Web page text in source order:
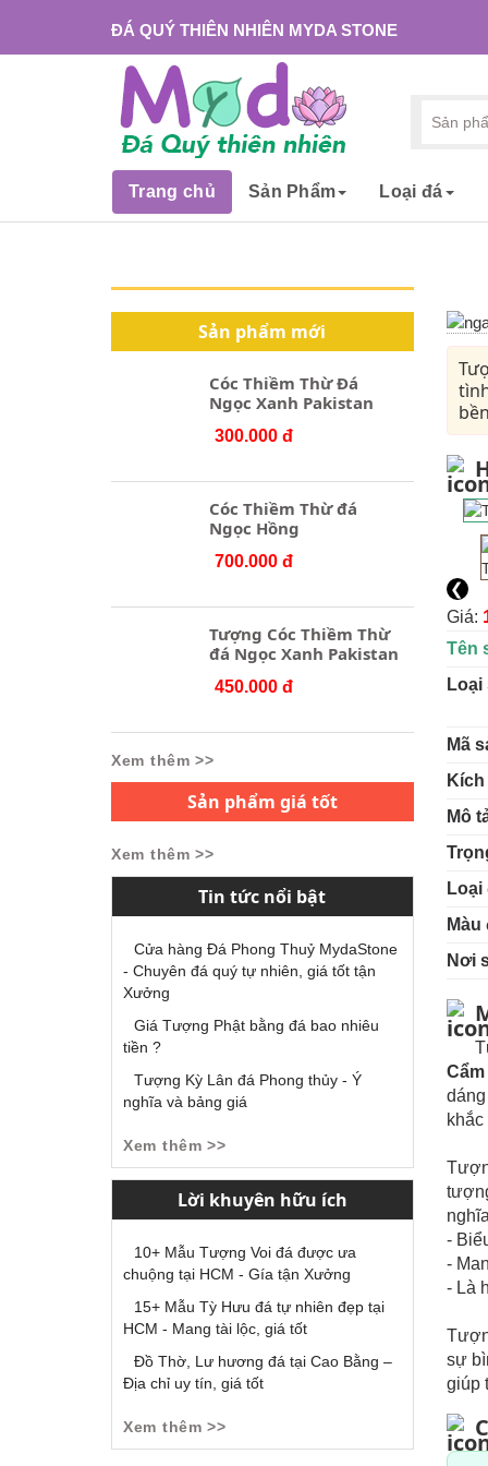
ĐÁ QUÝ THIÊN NHIÊN MYDA STONE
Trang chủ Sản Phẩm Loại đá
Sản phẩm mới
Cóc Thiềm Thừ Đá
Ngọc Xanh Pakistan
300.000 đ
Cóc Thiềm Thừ đá
Ngọc Hồng
700.000 đ
Tượng Cóc Thiềm Thừ
đá Ngọc Xanh Pakistan
450.000 đ
Xem thêm >>
Sản phẩm giá tốt
Xem thêm >>
Tin tức nổi bật
Cửa hàng Đá Phong Thuỷ MydaStone
- Chuyên đá quý tự nhiên, giá tốt tận
Xưởng
Giá Tượng Phật bằng đá bao nhiêu
tiền ?
Tượng Kỳ Lân đá Phong thủy - Ý
nghĩa và bảng giá
Xem thêm >>
Lời khuyên hữu ích
10+ Mẫu Tượng Voi đá được ưa
chuộng tại HCM - Gía tận Xưởng
15+ Mẫu Tỳ Hưu đá tự nhiên đẹp tại
HCM - Mang tài lộc, giá tốt
Đồ Thờ, Lư hương đá tại Cao Bằng –
Địa chỉ uy tín, giá tốt
Xem thêm >>
❮
Giá:
Tên
Loại
Mã
Mô
Loại
Màu
Nơi
-
-
- Là
sự
giúp